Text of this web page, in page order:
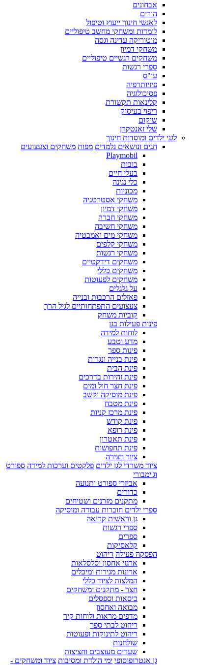
אבחונים
הורים
לאנשי חינוך ייעוץ וטיפול
לומדות ומשחקי מחשב טיפוליים
מוטוריקה עדינה וגסה
משחקי דמיון
משחקים רגשיים טיפוליים
ספרי רגשות
עו"ס
פיזיותרפיה
פסיכולוגיה
קלינאות תקשורת
ריפוי בעיסוק
שיקום
שלי זאנטקרן
לגני ילדים ומוסדות חינוך
חגים ונושאים נלמדים מפות משחקים וצעצועים
Playmobil
בובות
בעלי חיים
כלי נגינה
מכוניות
משחקי אסטרטגיה
משחקי דמיון
משחקי חברה
משחקי חשיבה
משחקי מים ואמבטיה
משחקי קלפים
משחקי רגשות
משחקים דידקטיים
משחקים כללי
משחקים לפעוטות
על גלגלים
פאזלים הרכבות ובנייה
צעצועים התפתחותיים לגיל הרך
קוביות משחק
פינות פעילות בגן
לוחות למידה
מדע וטבע
פינות ספר
פינת בנייה ונגרות
פינת הבית
פינת זהירות בדרכים
פינת חצר חול ומים
פינת מוסיקה וקשב
פינת מטבח
פינת מרכז קניות
פינת קודש
פינת רופא
פינת תאטרון
פינת תחפושות
ציור ויצירה
ציוד משרדי לגן ילדים פלקטים וערכות למידה ספורט
וג'ימבורי
אביזרי ספורט ותנועה
כדורים
מתקנים מזרנים ושטיחים
ספרי ילדים חוברות עבודה ומוסיקה
גן וראשית קריאה
ספרי רגשות
ספרים
קלאסיקות
הפסקה פעילה ריהוט
ארגזי אחסון וסלסלאות
ארונות מגירות ומיכלים
המלצות לציוד כללי
חצר - מתקנים ומשחקים
כיסאות וספסלים
מבואה ואחסון
מדפים מראות ולוחות קיר
ריהוט לבתי ספר
ריהוט לתינוקות ופעוטות
שולחנות
שערים מעוצבים וחציצות
גן אנטרופוסופי ימי הולדת ומסיבות ציוד ומשחקים -